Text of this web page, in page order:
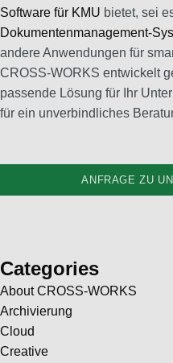
Software für KMU bietet, sei
Dokumentenmanagement-
andere Anwendungen für
CROSS-WORKS entwickelt
passende Lösung für Ihr
für ein unverbindliches
ANFRAGE ZU
Categories
About CROSS-WORKS
Archivierung
Cloud
Creative